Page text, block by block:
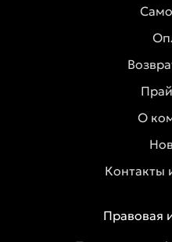
О
Контакты
Правовая